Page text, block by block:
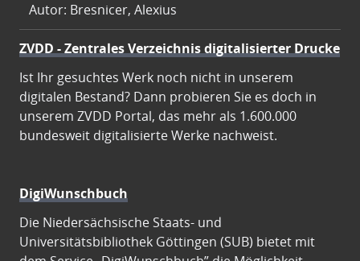
Autor: Bresnicer, Alexius
ZVDD - Zentrales Verzeichnis digitalisierter Drucke
Ist Ihr gesuchtes Werk noch nicht in unserem
digitalen Bestand? Dann probieren Sie es doch in
unserem ZVDD Portal, das mehr als 1.600.000
bundesweit digitalisierte Werke nachweist.
DigiWunschbuch
Die Niedersächsische Staats- und
Universitätsbibliothek Göttingen (SUB) bietet mit